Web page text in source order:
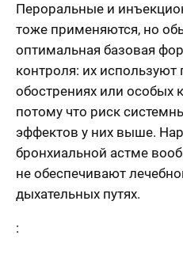
Пероральные и
тоже применяются, но
оптимальная базовая
контроля: их
обострениях или особых
потому что риск
эффектов у них выше.
бронхиальной астме
не обеспечивают
дыхательных путях.
: